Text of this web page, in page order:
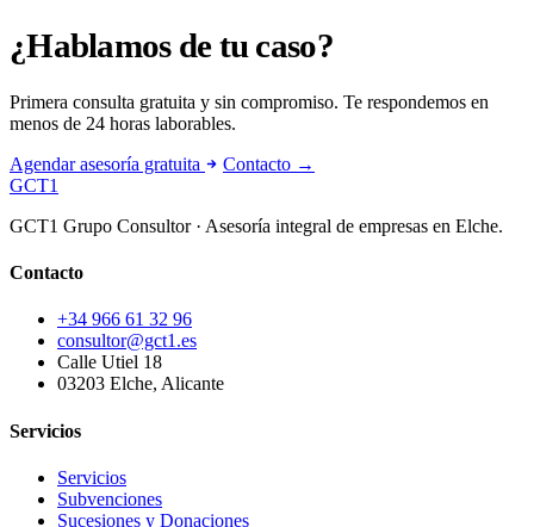
¿Hablamos de tu caso?
Primera consulta gratuita y sin compromiso. Te respondemos en
menos de 24 horas laborables.
Agendar asesoría gratuita
Contacto →
GCT1
GCT1 Grupo Consultor · Asesoría integral de empresas en Elche.
Contacto
+34 966 61 32 96
consultor@gct1.es
Calle Utiel 18
03203 Elche, Alicante
Servicios
Servicios
Subvenciones
Sucesiones y Donaciones